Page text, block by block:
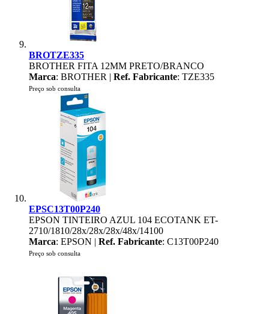
BROTZE335
BROTHER FITA 12MM PRETO/BRANCO
Marca: BROTHER | Ref. Fabricante: TZE335
Preço sob consulta
EPSC13T00P240
EPSON TINTEIRO AZUL 104 ECOTANK ET-
2710/1810/28x/28x/28x/48x/14100
Marca: EPSON | Ref. Fabricante: C13T00P240
Preço sob consulta